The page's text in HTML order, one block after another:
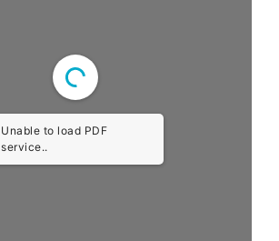
Unable to load PDF
service..